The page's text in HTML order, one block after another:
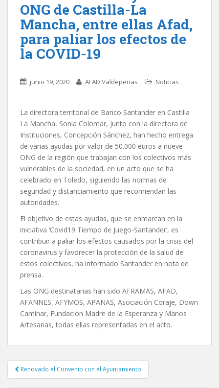
ONG de Castilla-La
Mancha, entre ellas Afad,
para paliar los efectos de
la COVID-19
junio 19, 2020 AFAD Valdepeñas Noticias
La directora territorial de Banco Santander en Castilla
La Mancha, Sonia Colomar, junto con la directora de
Instituciones, Concepción Sánchez, han hecho entrega
de varias ayudas por valor de 50.000 euros a nueve
ONG de la región que trabajan con los colectivos más
vulnerables de la sociedad, en un acto que se ha
celebrado en Toledo, siguiendo las normas de
seguridad y distanciamiento que recomiendan las
autoridades.
El objetivo de estas ayudas, que se enmarcan en la
iniciativa ‘Covid19 Tiempo de Juego-Santander’, es
contribuir a paliar los efectos causados por la crisis del
coronavirus y favorecer la protección de la salud de
estos colectivos, ha informado Santander en nota de
prensa.
Las ONG destinatarias han sido AFRAMAS, AFAD,
AFANNES, AFYMOS, APANAS, Asociación Coraje, Down
Caminar, Fundación Madre de la Esperanza y Manos
Artesanas, todas ellas representadas en el acto.
Navegación de entradas
Renovado el Convenio con el Ayuntamiento